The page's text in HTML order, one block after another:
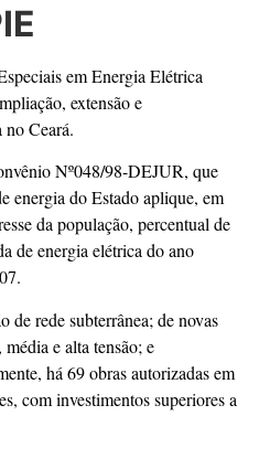
em Energia Elétrica
extensão e
no Ceará.
Nº048/98-DEJUR, que
energia do Estado aplique, em
da população, percentual de
de energia elétrica do ano
de rede subterrânea; de novas
e alta tensão; e
há 69 obras autorizadas em
com investimentos superiores a